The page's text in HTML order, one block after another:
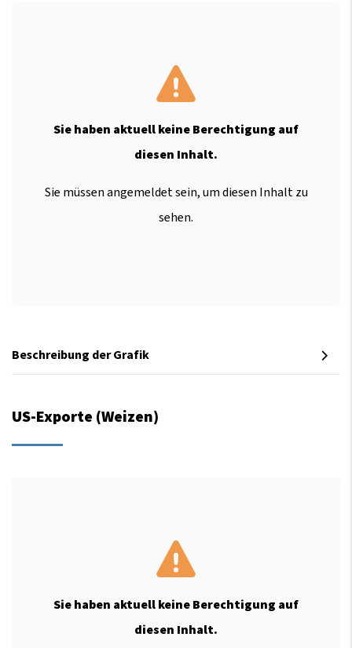
Sie haben aktuell keine Berechtigung auf
diesen Inhalt.
Sie müssen angemeldet sein, um diesen Inhalt zu
sehen.
Beschreibung der Grafik
US-Exporte (Weizen)
Sie haben aktuell keine Berechtigung auf
diesen Inhalt.